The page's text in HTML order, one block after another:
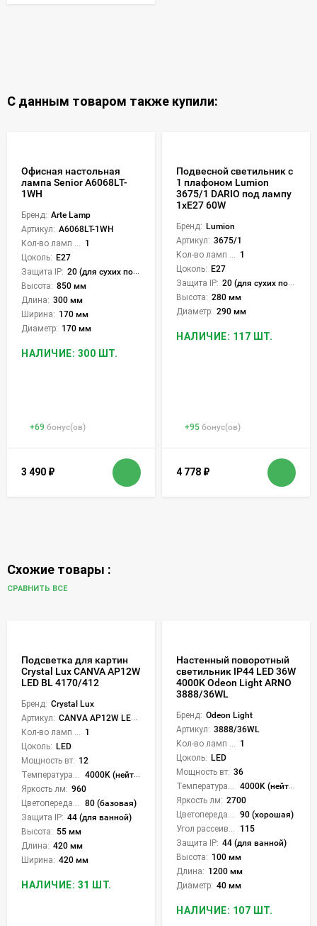
С данным товаром также купили:
Офисная настольная
лампа Senior A6068LT-
1WH
Бренд: Arte Lamp
Артикул: A6068LT-1WH
1
Цоколь: E27
Защита IP: 20 (для сухих пом.)
Высота: 850 мм
Длина: 300 мм
Ширина: 170 мм
Диаметр: 170 мм
НАЛИЧИЕ: 300 ШТ.
+69 бонус(ов)
3 490 ₽
Подвесной светильник с
1 плафоном Lumion
3675/1 DARIO под лампу
1xE27 60W
Бренд: Lumion
Артикул: 3675/1
1
Цоколь: E27
Защита IP: 20 (для сухих пом.)
Высота: 280 мм
Диаметр: 290 мм
НАЛИЧИЕ: 117 ШТ.
+95 бонус(ов)
4 778 ₽
Схожие товары :
СРАВНИТЬ ВСЕ
Подсветка для картин
Crystal Lux CANVA AP12W
LED BL 4170/412
Бренд: Crystal Lux
Артикул: CANVA AP12W LED BL
1
Цоколь: LED
Мощность вт: 12
4000K (нейтральный)
Яркость лм: 960
80 (базовая)
Защита IP: 44 (для ванной)
Высота: 55 мм
Длина: 420 мм
Ширина: 420 мм
НАЛИЧИЕ: 31 ШТ.
Настенный поворотный
светильник IP44 LED 36W
4000K Odeon Light ARNO
3888/36WL
Бренд: Odeon Light
Артикул: 3888/36WL
1
Цоколь: LED
Мощность вт: 36
4000K (нейтральный)
Яркость лм: 2700
90 (хорошая)
115
Защита IP: 44 (для ванной)
Высота: 100 мм
Длина: 1200 мм
Диаметр: 40 мм
НАЛИЧИЕ: 107 ШТ.